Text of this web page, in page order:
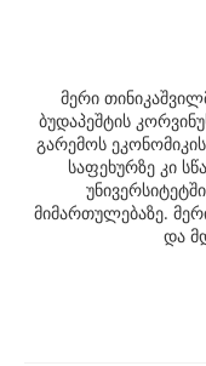
მერი
ბუდაპეშტის
გარემოს
საფეხურზე კი
მიმართულებაზე.
და